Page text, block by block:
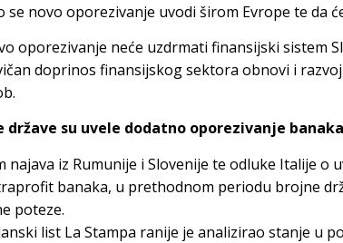
se novo oporezivanje uvodi širom Evrope te da
oporezivanje neće uzdrmati finansijski sistem
doprinos finansijskog sektora obnovi i
države su uvele dodatno oporezivanje banaka
najava iz Rumunije i Slovenije te odluke Italije o
banaka, u prethodnom periodu brojne
poteze.
list La Stampa ranije je analizirao stanje u